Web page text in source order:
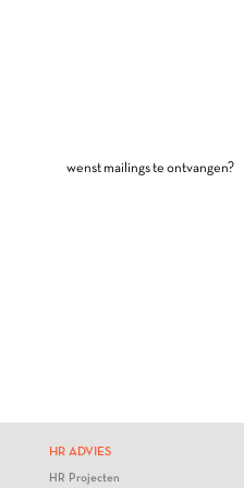
wenst mailings te ontvangen?
HR ADVIES
HR Projecten